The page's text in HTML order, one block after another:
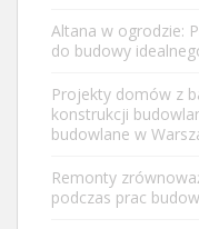
Altana w ogrodzie:
do budowy
Projekty domów z
konstrukcji
budowlane w
Remonty
podczas prac